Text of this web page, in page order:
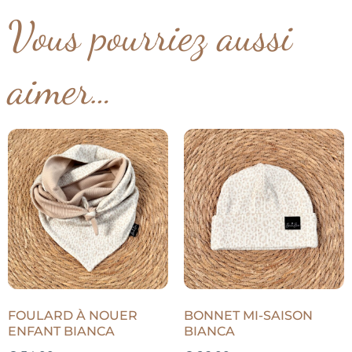
Vous pourriez aussi
aimer…
FOULARD À NOUER
ENFANT BIANCA
BONNET MI-SAISON
BIANCA